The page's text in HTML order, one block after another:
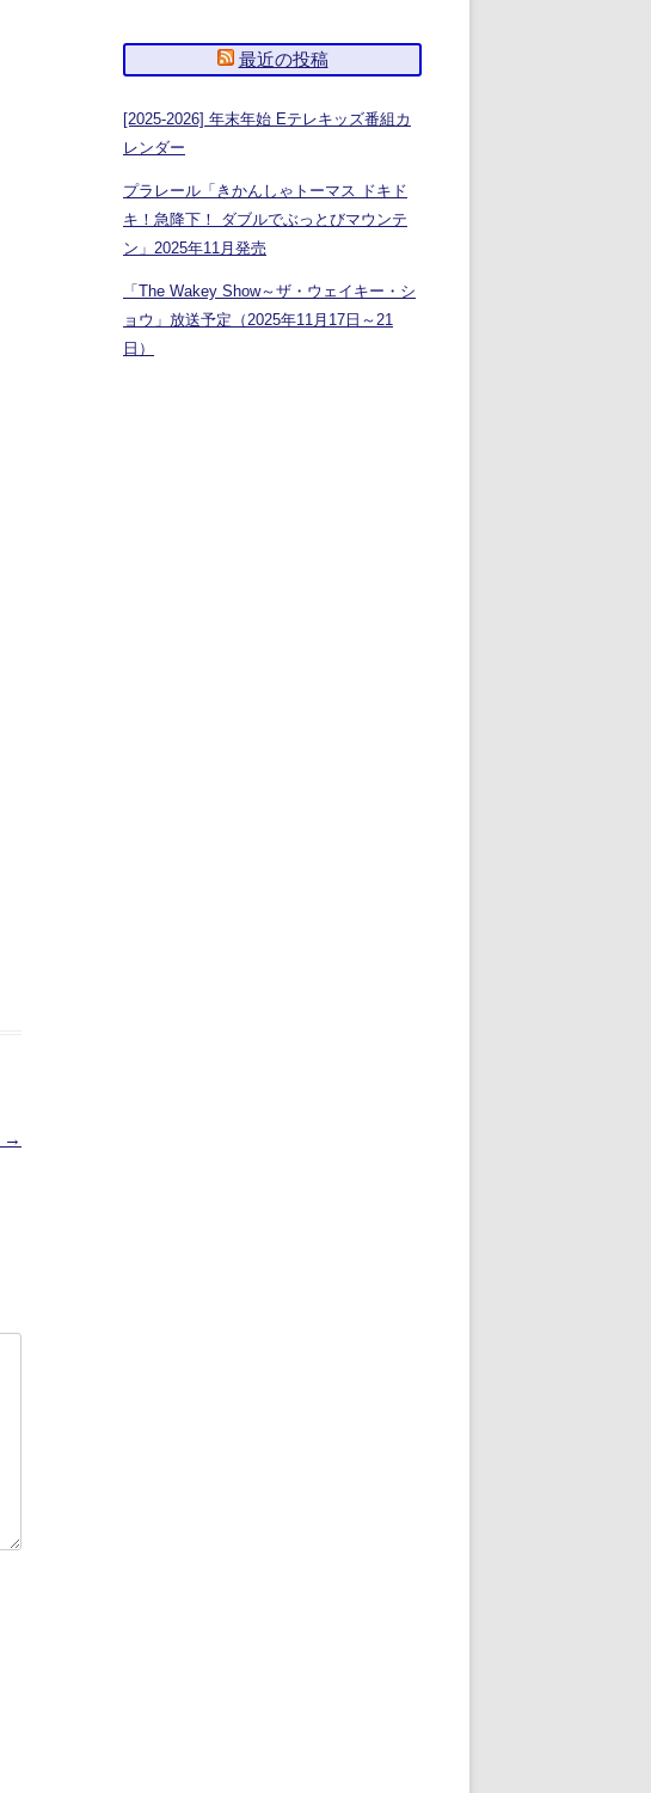
→
最近の投稿
[2025-2026] 年末年始 Eテレキッズ番組カ
レンダー
プラレール「きかんしゃトーマス ドキド
キ！急降下！ ダブルでぶっとびマウンテ
ン」2025年11月発売
「The Wakey Show～ザ・ウェイキー・シ
ョウ」放送予定（2025年11月17日～21
日）